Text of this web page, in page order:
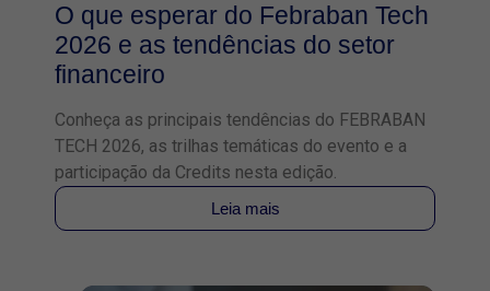
O que esperar do Febraban Tech
2026 e as tendências do setor
financeiro
Conheça as principais tendências do FEBRABAN
TECH 2026, as trilhas temáticas do evento e a
participação da Credits nesta edição.
Leia mais